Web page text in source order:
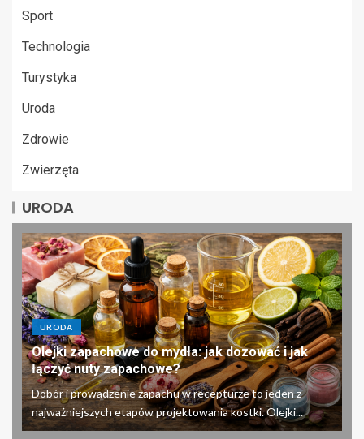
Sport
Technologia
Turystyka
Uroda
Zdrowie
Zwierzęta
URODA
URODA
Olejki zapachowe do mydła: jak dozować i jak
łączyć nuty zapachowe?
Dobór i prowadzenie zapachu w recepturze to jeden z
najważniejszych etapów projektowania kostki. Olejki...